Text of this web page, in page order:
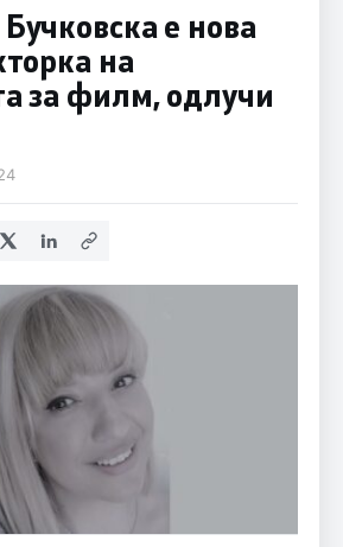
е нова
на
за филм, одлучи